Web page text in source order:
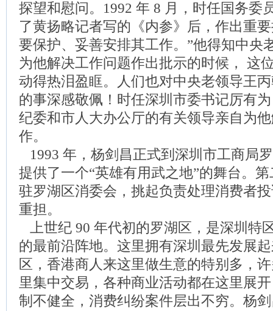
探望和慰问。1992 年 8 月，时任国务委
了黄扬略记者写的《内参》后，作出重
要保护、妥善安排其工作。”他得知中央
为他解决工作问题作出批示的时候， 这
动得热泪盈眶。人们也对中央老领导王
的事深感敬佩！时任深圳市委书记厉有
纪委和市人大办公厅的有关领导亲自为
作。
1993 年，杨剑昌正式到深圳市工商局
提供了一个“英雄有用武之地”的舞台。
驻罗湖区消委会，挑起负责处理消费者
重担。
上世纪 90 年代初的罗湖区，是深圳特
的最前沿阵地。这里拥有深圳最先发展
区，香港商人来这里做生意的特别多，
里集中交易，各种商业活动都在这里展
制不健全，消费纠纷案件层出不穷。杨